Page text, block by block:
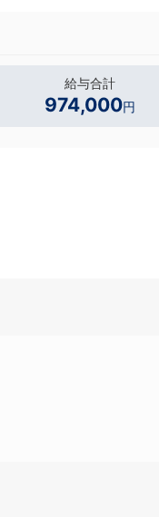
給与合計
974,000円